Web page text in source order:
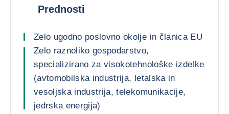
Prednosti
Zelo ugodno poslovno okolje in članica EU
Zelo raznoliko gospodarstvo,
specializirano za visokotehnološke izdelke
(avtomobilska industrija, letalska in
vesoljska industrija, telekomunikacije,
jedrska energija)